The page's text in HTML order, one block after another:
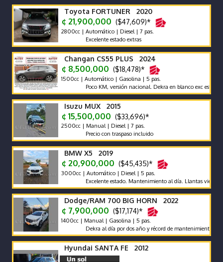
Toyota FORTUNER 2020
¢ 21,900,000 ($47,609)*
2800cc | Automático | Diesel | 7 pas.
Excelente estado extras
Changan CS55 PLUS 2024
¢ 8,500,000 ($18,478)*
1500cc | Automático | Gasolina | 5 pas.
Poco KM, versión nacional. Dekra en blanco exc estado
Isuzu MUX 2015
¢ 15,500,000 ($33,696)*
2500cc | Manual | Diesel | 7 pas.
Precio con traspaso incluido
BMW X5 2019
¢ 20,900,000 ($45,435)*
3000cc | Automático | Diesel | 5 pas.
Excelente estado. Mantenimiento al día. Llantas vientiuno
Dodge/RAM 700 BIG HORN 2022
¢ 7,900,000 ($17,174)*
1400cc | Manual | Gasolina | 5 pas.
Dekra al día por dos año y récord de mantenimientos de
Hyundai SANTA FE 2012